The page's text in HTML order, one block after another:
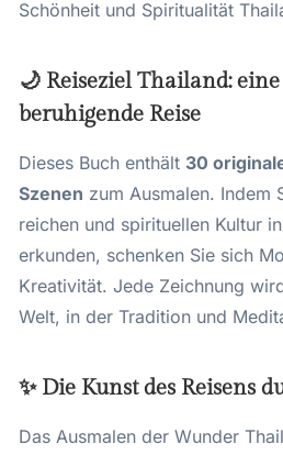
Schönheit und Spiritualität
🌙 Reiseziel Thailand:
beruhigende Reise
Dieses Buch enthält 30
Szenen zum Ausmalen. Indem
reichen und spirituellen Kultur
erkunden, schenken Sie sich
Kreativität. Jede Zeichnung
Welt, in der Tradition und
✨ Die Kunst des Reisens
Das Ausmalen der Wunder